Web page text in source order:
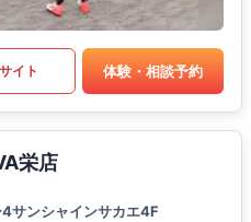
イト 体験・相談予約
栄店
サンシャインサカエ4F